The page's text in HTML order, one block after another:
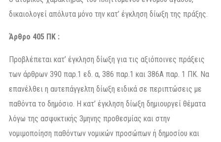
δικαιολογεί απόλυτα μόνο την κατ’ έγκληση δίωξη της πράξης.
Άρθρο 405 ΠΚ :
Προβλέπεται κατ’ έγκληση δίωξη για τις αξιόποινες πράξεις
των άρθρων 390 παρ.1 εδ. α, 386 παρ.1 και 386Α παρ. 1 ΠΚ. Να
επανέλθει η αυτεπάγγελτη δίωξη ειδικά σε περιπτώσεις με
παθόντα το δημόσιο. Η κατ’ έγκληση δίωξη δημιουργεί θέματα
λόγω της ασφυκτικής 3μηνης προθεσμίας και στην
νομιμοποίηση παθόντων νομικών προσώπων ή δημοσίου και